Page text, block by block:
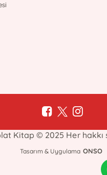
Kitap © 2025 Her hakkı
Tasarım & Uygulama ONSO